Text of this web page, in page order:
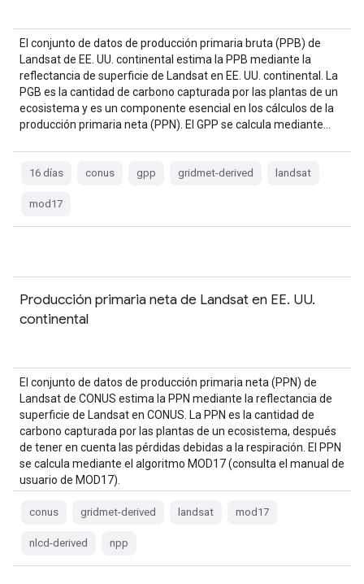
El conjunto de datos de producción primaria bruta (PPB) de
Landsat de EE. UU. continental estima la PPB mediante la
reflectancia de superficie de Landsat en EE. UU. continental. La
PGB es la cantidad de carbono capturada por las plantas de un
ecosistema y es un componente esencial en los cálculos de la
producción primaria neta (PPN). El GPP se calcula mediante…
16 días conus gpp gridmet-derived landsat
mod17
Producción primaria neta de Landsat en EE. UU.
continental
El conjunto de datos de producción primaria neta (PPN) de
Landsat de CONUS estima la PPN mediante la reflectancia de
superficie de Landsat en CONUS. La PPN es la cantidad de
carbono capturada por las plantas de un ecosistema, después
de tener en cuenta las pérdidas debidas a la respiración. El PPN
se calcula mediante el algoritmo MOD17 (consulta el manual de
usuario de MOD17).
conus gridmet-derived landsat mod17
nlcd-derived npp